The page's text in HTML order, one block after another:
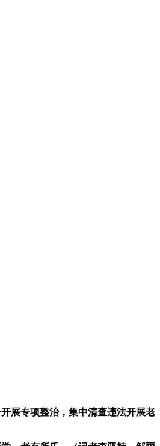
展专项整治，集中清查违法开展老